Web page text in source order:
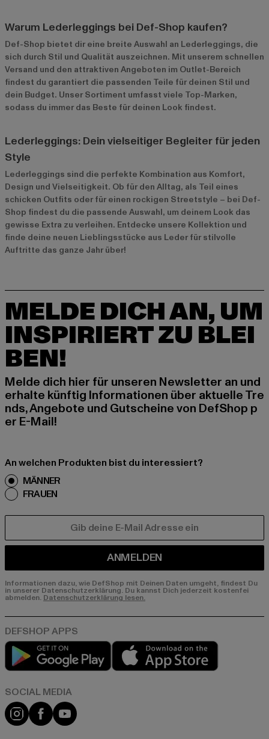
Warum Lederleggings bei Def-Shop kaufen?
Def-Shop bietet dir eine breite Auswahl an Lederleggings, die
sich durch Stil und Qualität auszeichnen. Mit unserem schnellen
Versand und den attraktiven Angeboten im Outlet-Bereich
findest du garantiert die passenden Teile für deinen Stil und
dein Budget. Unser Sortiment umfasst viele Top-Marken,
sodass du immer das Beste für deinen Look findest.
Lederleggings: Dein vielseitiger Begleiter für jeden
Style
Lederleggings sind die perfekte Kombination aus Komfort,
Design und Vielseitigkeit. Ob für den Alltag, als Teil eines
schicken Outfits oder für einen rockigen Streetstyle – bei Def-
Shop findest du die passende Auswahl, um deinem Look das
gewisse Extra zu verleihen. Entdecke unsere Kollektion und
finde deine neuen Lieblingsstücke aus Leder für stilvolle
Auftritte das ganze Jahr über!
MELDE DICH AN, UM
INSPIRIERT ZU BLEI
BEN!
Melde dich hier für unseren Newsletter an und
erhalte künftig Informationen über aktuelle Tre
nds, Angebote und Gutscheine von DefShop p
er E-Mail!
An welchen Produkten bist du interessiert?
MÄNNER
FRAUEN
ANMELDEN
Informationen dazu, wie DefShop mit Deinen Daten umgeht, findest Du
in unserer Datenschutzerklärung. Du kannst Dich jederzeit kostenfei
abmelden. Datenschutzerklärung lesen.
Play market
Instagram
FacebookYouTube